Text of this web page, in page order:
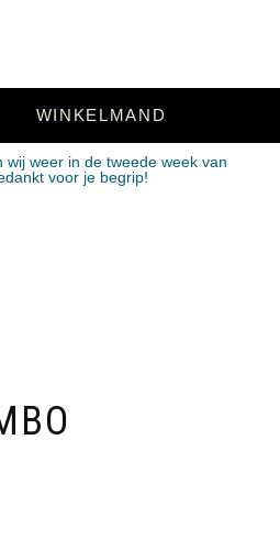
WINKELMAND
weer in de tweede week van
voor je begrip!